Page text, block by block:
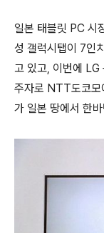
일본 태블릿 PC 시
성 갤럭시탭이 7인
고 있고, 이번에 LG
주자로 NTT도코모
가 일본 땅에서 한